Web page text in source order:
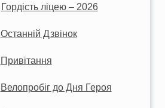
Гордість ліцею – 2026
Останній Дзвінок
Привітання
Велопробіг до Дня Героя